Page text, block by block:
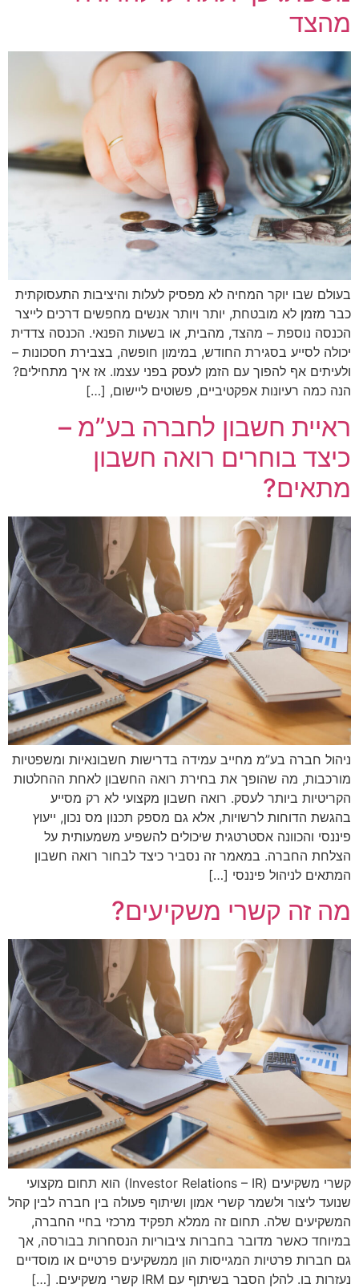
מהצד
בעולם שבו יוקר המחיה לא מפסיק לעלות והיציבות התעסוקתית
כבר מזמן לא מובטחת, יותר ויותר אנשים מחפשים דרכים לייצר
הכנסה נוספת – מהצד, מהבית, או בשעות הפנאי. הכנסה צדדית
יכולה לסייע בסגירת החודש, במימון חופשה, בצבירת חסכונות –
ולעיתים אף להפוך עם הזמן לעסק בפני עצמו. אז איך מתחילים?
הנה כמה רעיונות אפקטיביים, פשוטים ליישום, […]
ראיית חשבון לחברה בע”מ –
כיצד בוחרים רואה חשבון
מתאים?
ניהול חברה בע”מ מחייב עמידה בדרישות חשבונאיות ומשפטיות
מורכבות, מה שהופך את בחירת רואה החשבון לאחת ההחלטות
הקריטיות ביותר לעסק. רואה חשבון מקצועי לא רק מסייע
בהגשת הדוחות לרשויות, אלא גם מספק תכנון מס נכון, ייעוץ
פיננסי והכוונה אסטרטגית שיכולים להשפיע משמעותית על
הצלחת החברה. במאמר זה נסביר כיצד לבחור רואה חשבון
המתאים לניהול פיננסי […]
מה זה קשרי משקיעים?
קשרי משקיעים (Investor Relations – IR) הוא תחום מקצועי
שנועד ליצור ולשמר קשרי אמון ושיתוף פעולה בין חברה לבין קהל
המשקיעים שלה. תחום זה ממלא תפקיד מרכזי בחיי החברה,
במיוחד כאשר מדובר בחברות ציבוריות הנסחרות בבורסה, אך
גם חברות פרטיות המגייסות הון ממשקיעים פרטיים או מוסדיים
נעזרות בו. להלן הסבר בשיתוף עם IRM קשרי משקיעים. […]